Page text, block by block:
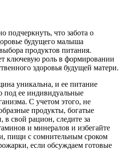
подчеркнуть, что забота о
будущего малыша
продуктов питания.
ключевую роль в формировании
здоровья будущей матери.
уникальна, и ее питание
под ее индивидуальные
С учетом этого, не
продукты, богатые
свой рацион, следите за
и минералов и избегайте
пищи с сомнительным сроком
если обсуждаем готовые